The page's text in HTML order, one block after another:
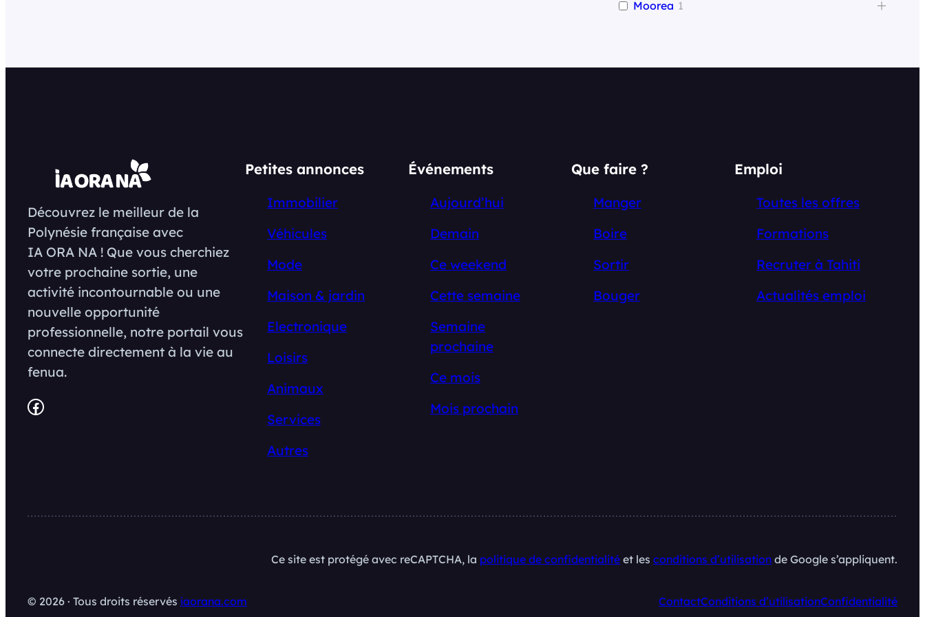
Moorea 1
Découvrez le meilleur de la
Polynésie française avec
IA ORA NA ! Que vous cherchiez
votre prochaine sortie, une
activité incontournable ou une
nouvelle opportunité
professionnelle, notre portail vous
connecte directement à la vie au
fenua.
Facebook
Petites annonces
Immobilier
Véhicules
Mode
Maison & jardin
Electronique
Loisirs
Animaux
Services
Autres
Événements
Aujourd’hui
Demain
Ce weekend
Cette semaine
Semaine
prochaine
Ce mois
Mois prochain
Que faire ?
Manger
Boire
Sortir
Bouger
Emploi
Toutes les offres
Formations
Recruter à Tahiti
Actualités emploi
Ce site est protégé avec reCAPTCHA, la politique de confidentialité et les conditions d’utilisation de Google s’appliquent.
© 2026 · Tous droits réservés iaorana.com ContactConditions d’utilisationConfidentialité